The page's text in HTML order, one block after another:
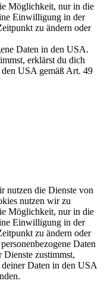
Möglichkeit, nur in die
Einwilligung in der
zu ändern oder
Daten in den USA.
erklärst du dich
USA gemäß Art. 49
nutzen die Dienste von
nutzen wir zu
Möglichkeit, nur in die
Einwilligung in der
zu ändern oder
Daten
zustimmst,
Daten in den USA